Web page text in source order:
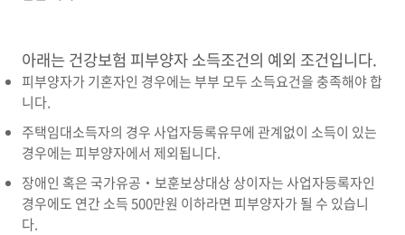
아래는 건강보험 피부양자 소득조건의 예외 조건입니다.
피부양자가 기혼자인 경우에는 부부 모두 소득요건을 충족해야 합
니다.
주택임대소득자의 경우 사업자등록유무에 관계없이 소득이 있는
경우에는 피부양자에서 제외됩니다.
장애인 혹은 국가유공‧보훈보상대상 상이자는 사업자등록자인
경우에도 연간 소득 500만원 이하라면 피부양자가 될 수 있습니
다.